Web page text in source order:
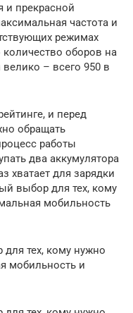
и прекрасной
частота и
режимах
оборов на
– всего 950 в
и перед
обращать
работы
два аккумулятора
хватает для зарядки
выбор для тех, кому
мобильность
тех, кому нужно
мобильность и